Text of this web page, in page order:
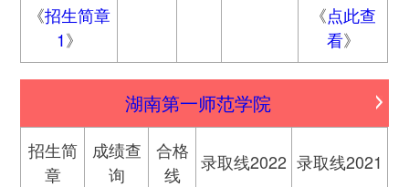
《招生简章
1》
《点此查
看》
湖南第一师范学院
招生简
章
成绩查
询
合格
线
录取线2022 录取线2021